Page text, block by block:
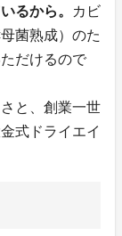
るから。
カビ
菌熟成）のた
だけるので
と、創業一世
式ドライエイ